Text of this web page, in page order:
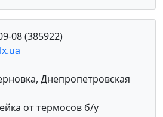
08 (385922)
Днепропетровская
от термосов б/у